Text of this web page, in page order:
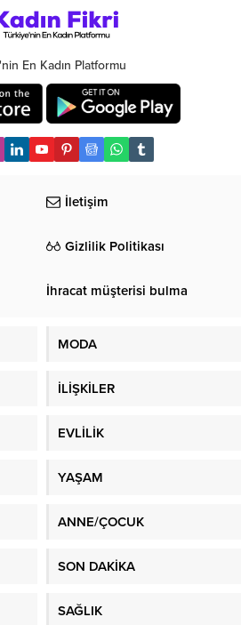
En Kadın Platformu
İletişim
Gizlilik Politikası
İhracat müşterisi bulma
MODA
İLİŞKİLER
EVLİLİK
YAŞAM
ANNE/ÇOCUK
SON DAKİKA
SAĞLIK